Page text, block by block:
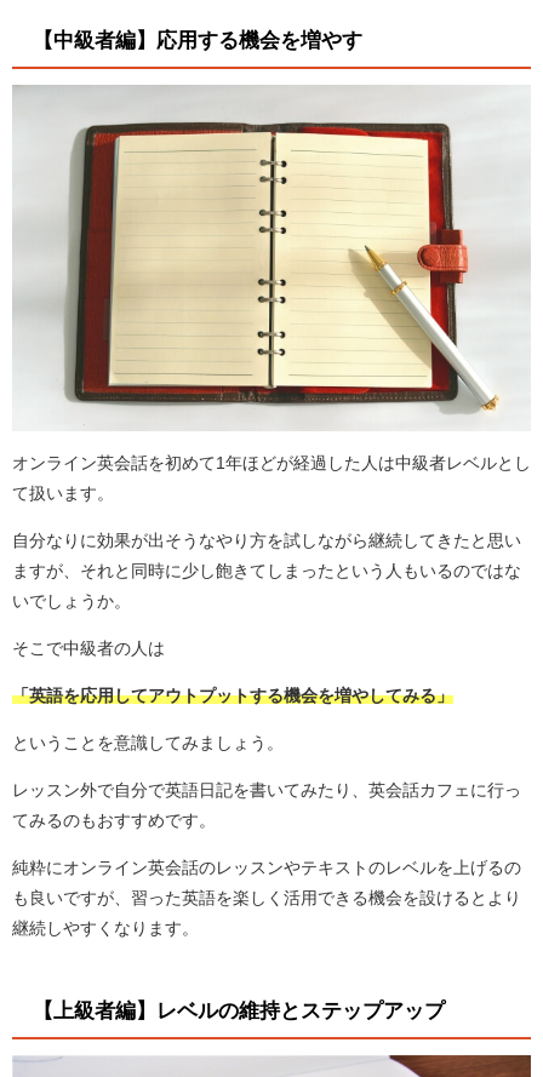
【中級者編】応用する機会を増やす
オンライン英会話を初めて1年ほどが経過した人は中級者レベルとし
て扱います。
自分なりに効果が出そうなやり方を試しながら継続してきたと思い
ますが、それと同時に少し飽きてしまったという人もいるのではな
いでしょうか。
そこで中級者の人は
「英語を応用してアウトプットする機会を増やしてみる」
ということを意識してみましょう。
レッスン外で自分で英語日記を書いてみたり、英会話カフェに行っ
てみるのもおすすめです。
純粋にオンライン英会話のレッスンやテキストのレベルを上げるの
も良いですが、習った英語を楽しく活用できる機会を設けるとより
継続しやすくなります。
【上級者編】レベルの維持とステップアップ